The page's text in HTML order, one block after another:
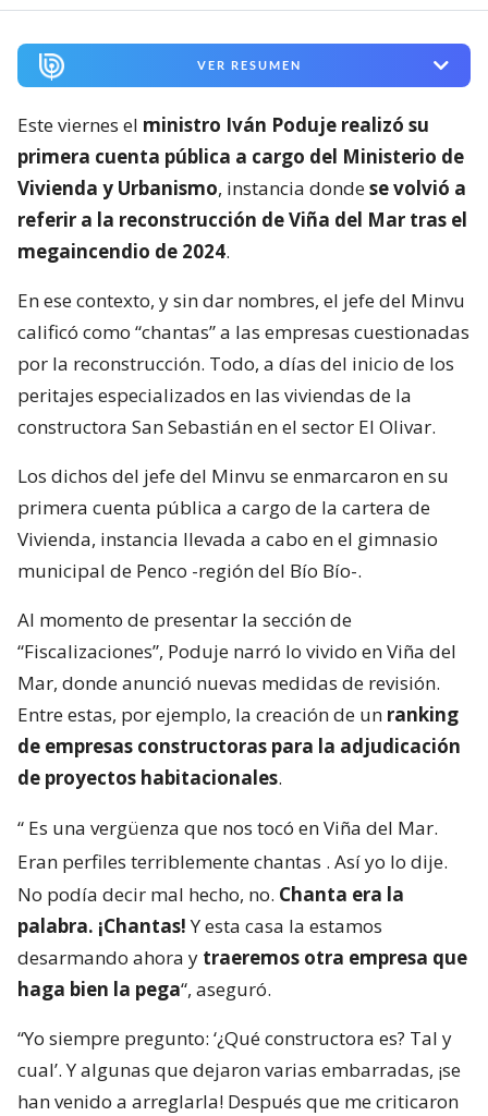
VER RESUMEN
Este viernes el ministro Iván Poduje realizó su
primera cuenta pública a cargo del Ministerio de
Vivienda y Urbanismo, instancia dondese volvió a
referir a la reconstrucción de Viña del Mar tras el
megaincendio de 2024.
En ese contexto, y sin dar nombres, el jefe del Minvu
calificó como “chantas” a las empresas cuestionadas
por la reconstrucción. Todo, a días del inicio de los
peritajes especializados en las viviendas de la
constructora San Sebastián en el sector El Olivar.
Los dichos del jefe del Minvu se enmarcaron en su
primera cuenta pública a cargo de la cartera de
Vivienda, instancia llevada a cabo en el gimnasio
municipal de Penco -región del Bío Bío-.
Al momento de presentar la sección de
“Fiscalizaciones”, Poduje narró lo vivido en Viña del
Mar, donde anunció nuevas medidas de revisión.
Entre estas, por ejemplo, la creación de un ranking
de empresas constructoras para la adjudicación
de proyectos habitacionales.
“ Es una vergüenza que nos tocó en Viña del Mar.
Eran perfiles terriblemente chantas . Así yo lo dije.
No podía decir mal hecho, no. Chanta era la
palabra. ¡Chantas!Y esta casa la estamos
desarmando ahora y traeremos otra empresa que
haga bien la pega“, aseguró.
“Yo siempre pregunto: ‘¿Qué constructora es? Tal y
cual’. Y algunas que dejaron varias embarradas, ¡se
han venido a arreglarla! Después que me criticaron